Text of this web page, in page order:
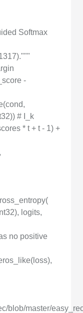
Softmax
-
# I_k
* t + t - 1) +
logits,
no positive
blob/master/